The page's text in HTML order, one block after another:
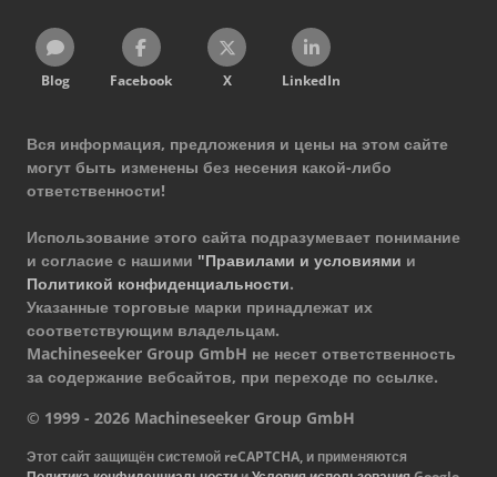
Blog Facebook X LinkedIn
Вся информация, предложения и цены на этом сайте
могут быть изменены без несения какой-либо
ответственности!
Использование этого сайта подразумевает понимание
и согласие с нашими "Правилами и условиями и
Политикой конфиденциальности.
Указанные торговые марки принадлежат их
соответствующим владельцам.
Machineseeker Group GmbH не несет ответственность
за содержание вебсайтов, при переходе по ссылке.
© 1999 - 2026 Machineseeker Group GmbH
Этот сайт защищён системой reCAPTCHA, и применяются